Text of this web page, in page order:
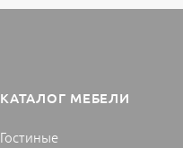
КАТАЛОГ МЕБЕЛИ
Гостиные